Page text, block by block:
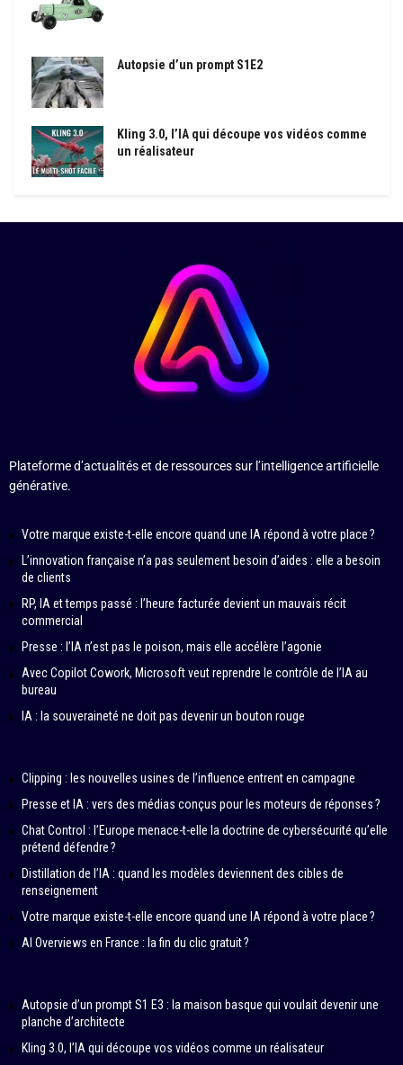
Autopsie d’un prompt S1E2
Kling 3.0, l’IA qui découpe vos vidéos comme
un réalisateur
Plateforme d’actualités et de ressources sur l’intelligence artificielle
générative.
Votre marque existe-t-elle encore quand une IA répond à votre place ?
L’innovation française n’a pas seulement besoin d’aides : elle a besoin
de clients
RP, IA et temps passé : l’heure facturée devient un mauvais récit
commercial
Presse : l’IA n’est pas le poison, mais elle accélère l’agonie
Avec Copilot Cowork, Microsoft veut reprendre le contrôle de l’IA au
bureau
IA : la souveraineté ne doit pas devenir un bouton rouge
Clipping : les nouvelles usines de l’influence entrent en campagne
Presse et IA : vers des médias conçus pour les moteurs de réponses ?
Chat Control : l’Europe menace-t-elle la doctrine de cybersécurité qu’elle
prétend défendre ?
Distillation de l’IA : quand les modèles deviennent des cibles de
renseignement
Votre marque existe-t-elle encore quand une IA répond à votre place ?
AI Overviews en France : la fin du clic gratuit ?
Autopsie d’un prompt S1 E3 : la maison basque qui voulait devenir une
planche d’architecte
Kling 3.0, l’IA qui découpe vos vidéos comme un réalisateur